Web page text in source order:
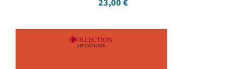
23,00 €